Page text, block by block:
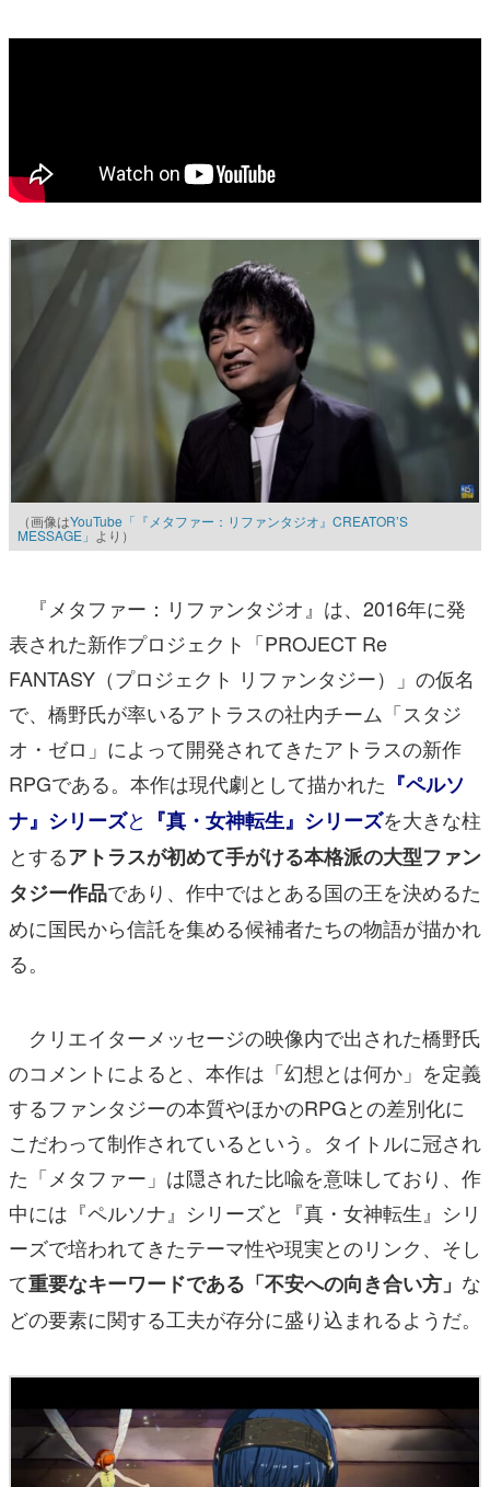
（画像はYouTube「『メタファー：リファンタジオ』CREATOR’S
MESSAGE」 より）
『メタファー：リファンタジオ』は、2016年に発
表された新作プロジェクト「PROJECT Re
FANTASY（プロジェクト リファンタジー）」の仮名
で、橋野氏が率いるアトラスの社内チーム「スタジ
オ・ゼロ」によって開発されてきたアトラスの新作
RPGである。本作は現代劇として描かれた 『ペルソ
ナ』シリーズと 『真・女神転生』シリーズを大きな柱
とするアトラスが初めて手がける本格派の大型ファン
タジー作品であり、作中ではとある国の王を決めるた
めに国民から信託を集める候補者たちの物語が描かれ
る。
クリエイターメッセージの映像内で出された橋野氏
のコメントによると、本作は「幻想とは何か」を定義
するファンタジーの本質やほかのRPGとの差別化に
こだわって制作されているという。タイトルに冠され
た「メタファー」は隠された比喩を意味しており、作
中には『ペルソナ』シリーズと『真・女神転生』シリ
ーズで培われてきたテーマ性や現実とのリンク、そし
て重要なキーワードである「不安への向き合い方」 な
どの要素に関する工夫が存分に盛り込まれるようだ。